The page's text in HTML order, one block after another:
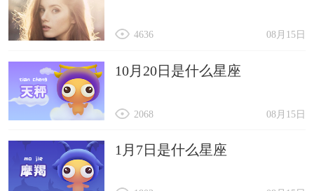
08月15日
4636
10月20日是什么星座
08月15日
2068
1月7日是什么星座